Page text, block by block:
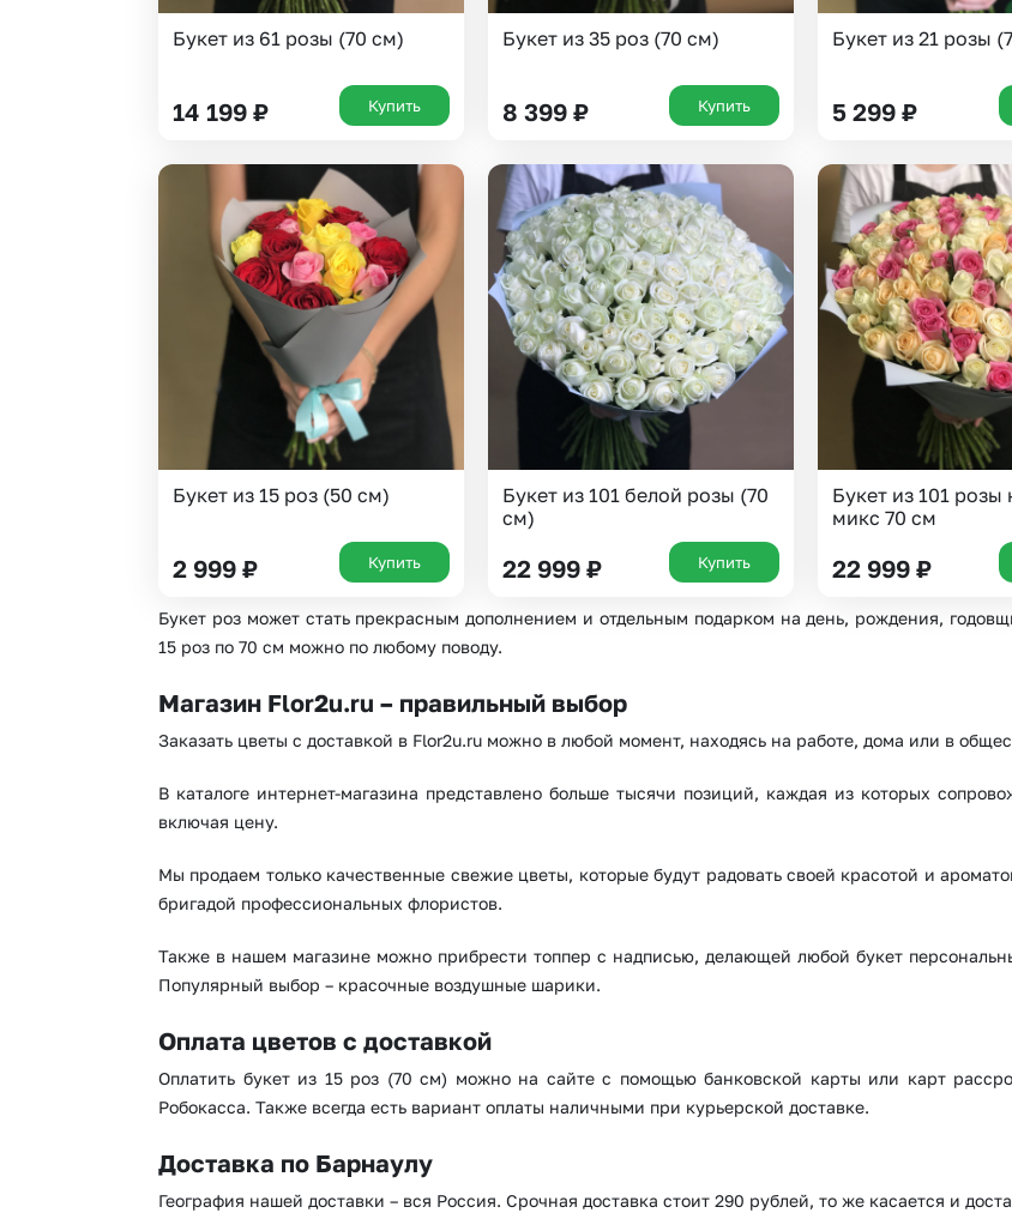
Выберите город доставки
Или выберите из популярных
Нижний Новгород
Самара
Казань
Уфа
Челябинск
Екатеринбург
Новосибирск
Омск
Волгоград
Воронеж
Букет из 61 розы (70 см)
14 199 ₽ Купить
Букет из 35 роз (70 см)
8 399 ₽ Купить
Букет из 21 розы
5 299 ₽
Букет из 15 роз (50 см)
2 999 ₽ Купить
Букет из 101 белой розы (70
см)
22 999 ₽ Купить
Букет из 101
микс 70 см
22 999 ₽
Букет роз может стать прекрасным дополнением и отдельным подарком на день, рождения,
15 роз по 70 см можно по любому поводу.
Магазин Flor2u.ru – правильный выбор
Заказать цветы с доставкой в Flor2u.ru можно в любой момент, находясь на работе, дома или в
В каталоге интернет-магазина представлено больше тысячи позиций, каждая из которых
включая цену.
Мы продаем только качественные свежие цветы, которые будут радовать своей красотой и
бригадой профессиональных флористов.
Также в нашем магазине можно прибрести топпер с надписью, делающей любой букет
Популярный выбор – красочные воздушные шарики.
Оплата цветов с доставкой
Оплатить букет из 15 роз (70 см) можно на сайте с помощью банковской карты или карт
Робокасса. Также всегда есть вариант оплаты наличными при курьерской доставке.
Доставка по Барнаулу
География нашей доставки – вся Россия. Срочная доставка стоит 290 рублей, то же касается и